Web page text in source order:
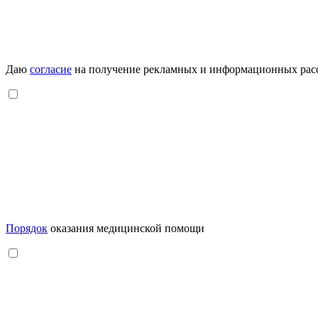
Даю согласие на получение рекламных и информационных
Порядок оказания медицинской помощи